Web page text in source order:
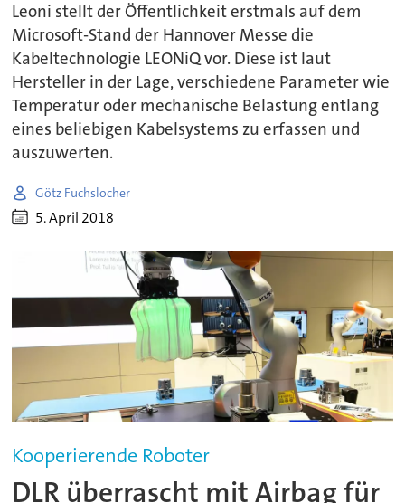
Leoni stellt der Öffentlichkeit erstmals auf dem
Microsoft-Stand der Hannover Messe die
Kabeltechnologie LEONiQ vor. Diese ist laut
Hersteller in der Lage, verschiedene Parameter wie
Temperatur oder mechanische Belastung entlang
eines beliebigen Kabelsystems zu erfassen und
auszuwerten.
Götz Fuchslocher
5. April 2018
Kooperierende Roboter
DLR überrascht mit Airbag für